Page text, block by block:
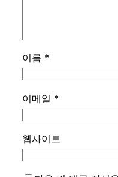
이름 *
이메일 *
웹사이트